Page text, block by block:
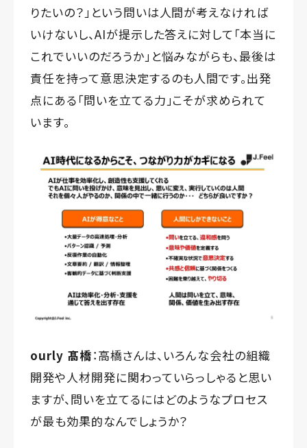
りたいの？」という問いは人間が考えなければ
いけないし、AIが提示した答えに対して「本当に
これでいいのだろうか」と悩みながらも、最後は
責任を持って意思決定するのも人間です。出発
点にある「問いを立てる力」こそが求められて
います。
ourly 髙橋：高橋さんは、いろんな会社の組織
開発や人材開発に関わっていらっしゃると思い
ますが、問いを立てるにはどのようなプロセス
が最も効果的なんでしょうか？